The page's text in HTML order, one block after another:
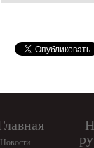
Новости